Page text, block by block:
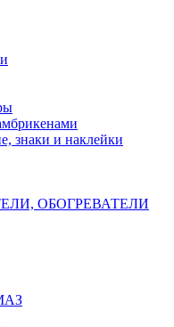
знаки и наклейки
ОБОГРЕВАТЕЛИ